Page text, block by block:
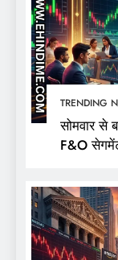
TRENDING
सोमवार से
F&O